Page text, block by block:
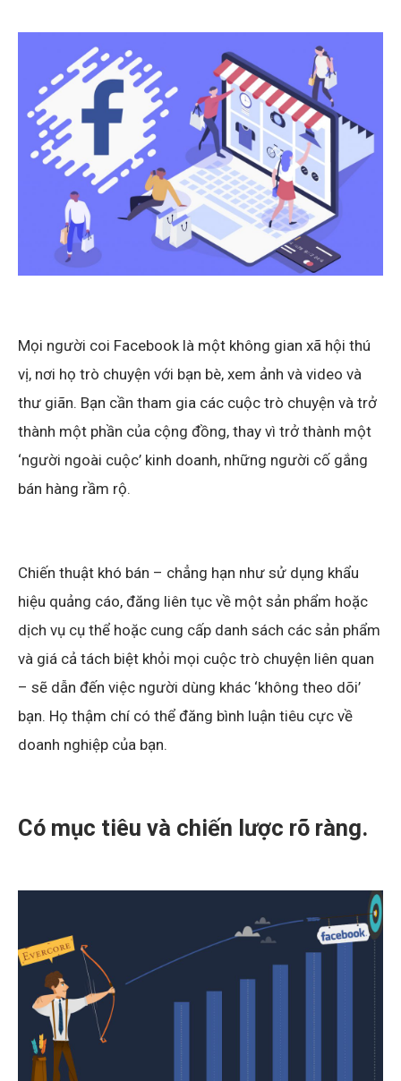
Mọi người coi Facebook là một không gian xã hội thú
vị, nơi họ trò chuyện với bạn bè, xem ảnh và video và
thư giãn. Bạn cần tham gia các cuộc trò chuyện và trở
thành một phần của cộng đồng, thay vì trở thành một
‘người ngoài cuộc’ kinh doanh, những người cố gắng
bán hàng rầm rộ.
Chiến thuật khó bán – chẳng hạn như sử dụng khẩu
hiệu quảng cáo, đăng liên tục về một sản phẩm hoặc
dịch vụ cụ thể hoặc cung cấp danh sách các sản phẩm
và giá cả tách biệt khỏi mọi cuộc trò chuyện liên quan
– sẽ dẫn đến việc người dùng khác ‘không theo dõi’
bạn. Họ thậm chí có thể đăng bình luận tiêu cực về
doanh nghiệp của bạn.
Có mục tiêu và chiến lược rõ ràng.